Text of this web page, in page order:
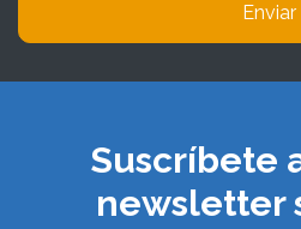
Enviar
Suscríbete
newsletter